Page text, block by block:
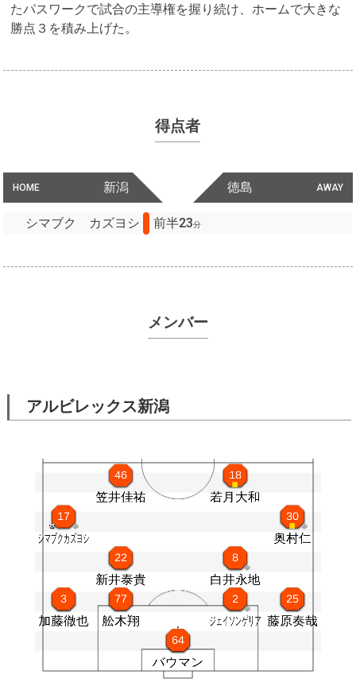
たパスワークで試合の主導権を握り続け、ホームで大きな
勝点３を積み上げた。
得点者
HOME 新潟 AWAY
徳島
シマブク カズヨシ 前半23分
メンバー
アルビレックス新潟